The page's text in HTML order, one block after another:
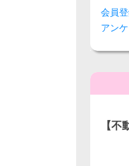
会員
アン
【不
見学